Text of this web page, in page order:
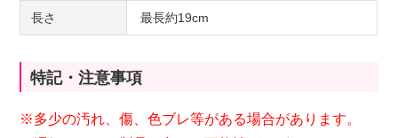
長さ 最長約19cm
特記・注意事項
※多少の汚れ、傷、色ブレ等がある場合があります。